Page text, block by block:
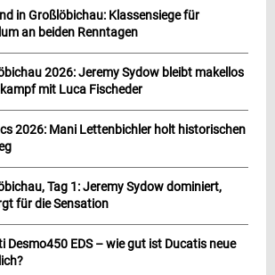
in Großlöbichau: Klassensiege für
an beiden Renntagen
2026: Jeremy Sydow bleibt makellos
mit Luca Fischeder
2026: Mani Lettenbichler holt historischen
Tag 1: Jeremy Sydow dominiert,
für die Sensation
Desmo450 EDS – wie gut ist Ducatis neue